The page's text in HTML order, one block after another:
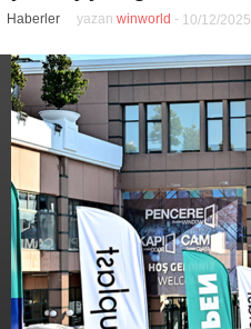
Haberler yazan winworld - 10/12/2025